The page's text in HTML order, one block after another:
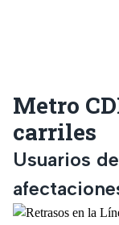
Metro
carriles
Usuarios